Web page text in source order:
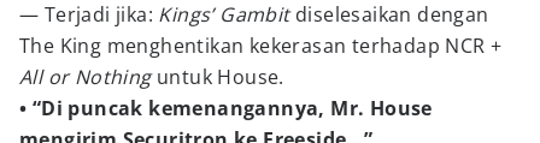
— Terjadi jika: Kings’ Gambitdiselesaikan dengan
The King menghentikan kekerasan terhadap NCR +
All or Nothinguntuk House.
• “Di puncak kemenangannya, Mr. House